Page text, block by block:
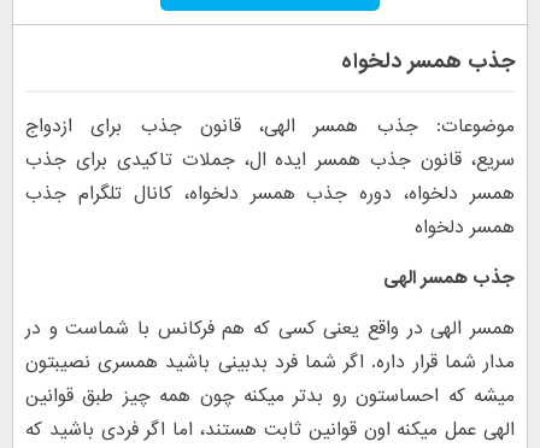
جذب همسر دلخواه
موضوعات: جذب همسر الهی، قانون جذب برای ازدواج
سریع، قانون جذب همسر ایده ال، جملات تاکیدی برای جذب
همسر دلخواه، دوره جذب همسر دلخواه، کانال تلگرام جذب
همسر دلخواه
جذب همسر الهی
همسر الهی در واقع یعنی کسی که هم فرکانس با شماست و در
مدار شما قرار داره. اگر شما فرد بدبینی باشید همسری نصیبتون
میشه که احساستون رو بدتر میکنه چون همه چیز طبق قوانین
الهی عمل میکنه اون قوانین ثابت هستند، اما اگر فردی باشید که